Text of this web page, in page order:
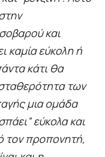
και
καμία εύκολη ή
κάτι θα
των
μια ομάδα
εύκολα και
τον προπονητή,